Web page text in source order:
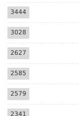
3444
3028
2627
2585
2579